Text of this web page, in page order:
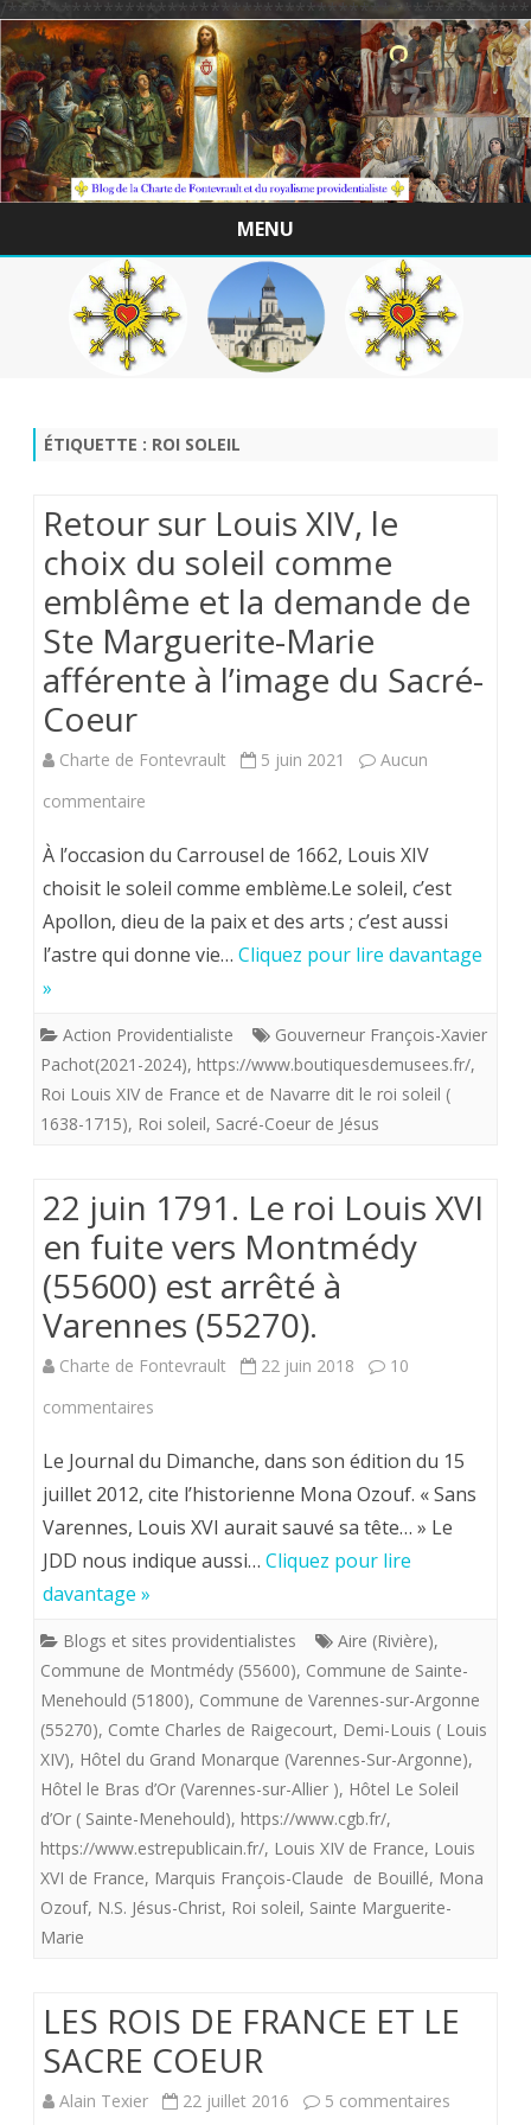
/
MENU
Skip
to
content
ÉTIQUETTE : ROI SOLEIL
Retour sur Louis XIV, le
choix du soleil comme
emblême et la demande de
Ste Marguerite-Marie
afférente à l’image du Sacré-
Coeur
Charte de Fontevrault 5 juin 2021
Aucun
commentaire
sur
Louis
XIV,
du
soleil
emblême
et
la
demande
Marguerite-
Marie
à
l’image
du
Sacré-
Coeur
À l’occasion du Carrousel de 1662, Louis XIV
choisit le soleil comme emblème.Le soleil, c’est
Apollon, dieu de la paix et des arts ; c’est aussi
l’astre qui donne vie… Cliquez pour lire davantage
»
Action Providentialiste
Gouverneur François-Xavier
Pachot(2021-2024), https://www.boutiquesdemusees.fr/,
Roi Louis XIV de France et de Navarre dit le roi soleil (
1638-1715), Roi soleil, Sacré-Coeur de Jésus
22 juin 1791. Le roi Louis XVI
en fuite vers Montmédy
(55600) est arrêté à
Varennes (55270).
Charte de Fontevrault 22 juin 2018
10
commentaires
juin
1791.
Le
Louis
XVI
en
fuite
vers
Montmédy
(55600)
à
Varennes
(55270).
Le Journal du Dimanche, dans son édition du 15
juillet 2012, cite l’historienne Mona Ozouf. « Sans
Varennes, Louis XVI aurait sauvé sa tête… » Le
JDD nous indique aussi… Cliquez pour lire
davantage »
Blogs et sites providentialistes Aire (Rivière),
Commune de Montmédy (55600), Commune de Sainte-
Menehould (51800), Commune de Varennes-sur-Argonne
(55270), Comte Charles de Raigecourt, Demi-Louis ( Louis
XIV), Hôtel du Grand Monarque (Varennes-Sur-Argonne),
Hôtel le Bras d’Or (Varennes-sur-Allier ), Hôtel Le Soleil
d’Or ( Sainte-Menehould), https://www.cgb.fr/,
https://www.estrepublicain.fr/, Louis XIV de France, Louis
XVI de France, Marquis François-Claude de Bouillé, Mona
Ozouf, N.S. Jésus-Christ, Roi soleil, Sainte Marguerite-
Marie
LES ROIS DE FRANCE ET LE
SACRE COEUR
Alain Texier 22 juillet 2016 5 commentaires